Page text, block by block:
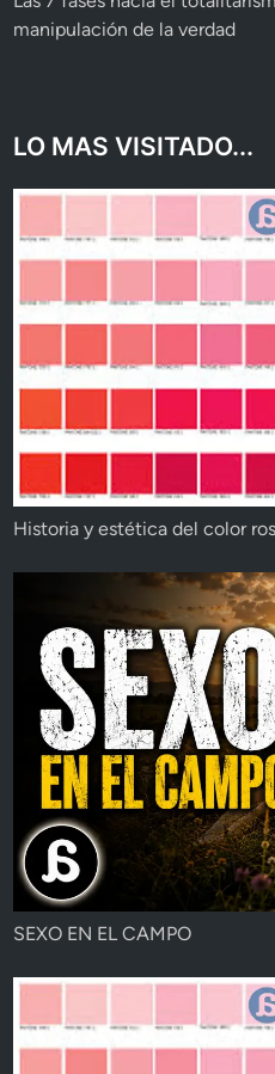
manipulación de la verdad
LO MAS VISITADO...
Historia y estética del color
SEXO EN EL CAMPO